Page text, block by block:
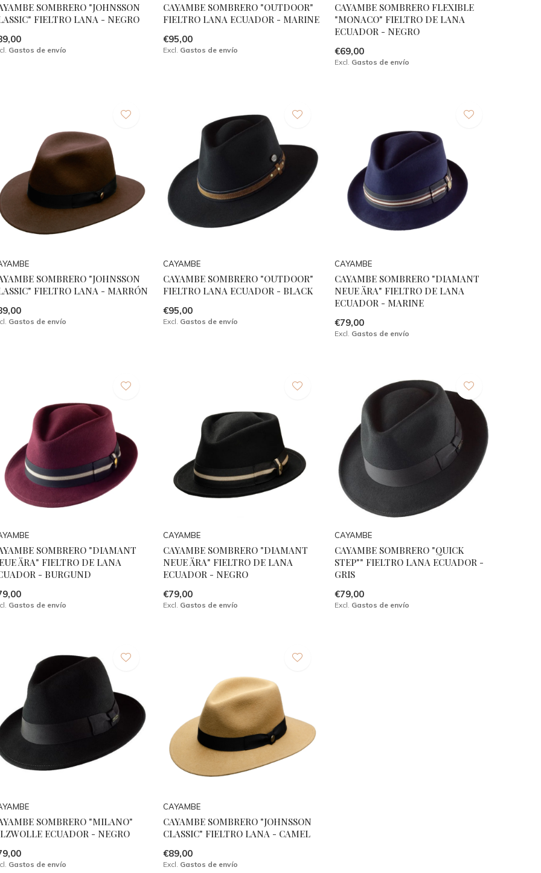
SOMBRERO "JOHNSSON
FIELTRO LANA - NEGRO
Gastos de envío
CAYAMBE SOMBRERO "OUTDOOR"
FIELTRO LANA ECUADOR - MARINE
€95,00
Excl. Gastos de envío
CAYAMBE SOMBRERO FLEXIBLE
"MONACO" FIELTRO DE LANA
ECUADOR - NEGRO
€69,00
Excl. Gastos de envío
SOMBRERO "JOHNSSON
FIELTRO LANA - MARRÓN
Gastos de envío
CAYAMBE
CAYAMBE SOMBRERO "OUTDOOR"
FIELTRO LANA ECUADOR - BLACK
€95,00
Excl. Gastos de envío
CAYAMBE
CAYAMBE SOMBRERO "DIAMANT
NEUE ÄRA" FIELTRO DE LANA
ECUADOR - MARINE
€79,00
Excl. Gastos de envío
SOMBRERO "DIAMANT
ÄRA" FIELTRO DE LANA
- BURGUND
Gastos de envío
CAYAMBE
CAYAMBE SOMBRERO "DIAMANT
NEUE ÄRA" FIELTRO DE LANA
ECUADOR - NEGRO
€79,00
Excl. Gastos de envío
CAYAMBE
CAYAMBE SOMBRERO "QUICK
STEP"" FIELTRO LANA ECUADOR -
GRIS
€79,00
Excl. Gastos de envío
SOMBRERO "MILANO"
ECUADOR - NEGRO
Gastos de envío
CAYAMBE
CAYAMBE SOMBRERO "JOHNSSON
CLASSIC" FIELTRO LANA - CAMEL
€89,00
Excl. Gastos de envío